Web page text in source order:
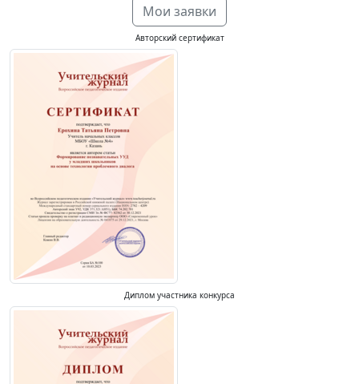
Мои заявки
Авторский сертификат
Диплом участника конкурса